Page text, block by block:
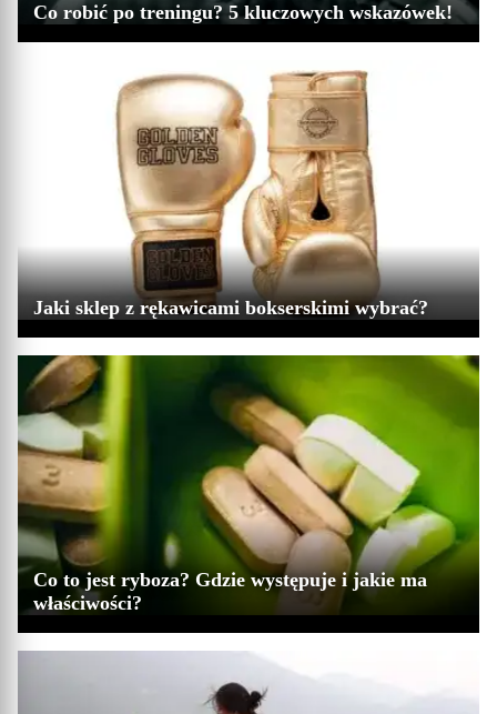
Co robić po treningu? 5 kluczowych wskazówek!
Jaki sklep z rękawicami bokserskimi wybrać?
Co to jest ryboza? Gdzie występuje i jakie ma
właściwości?